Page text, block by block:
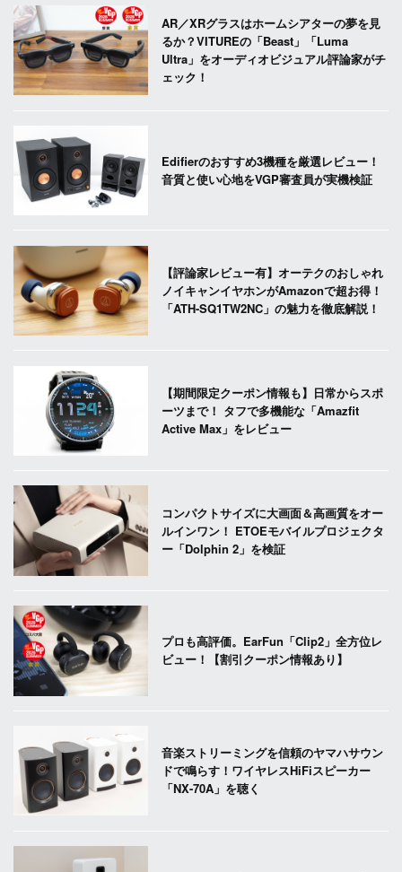
AR／XRグラスはホームシアターの夢を見
るか？VITUREの「Beast」「Luma
Ultra」をオーディオビジュアル評論家がチ
ェック！
Edifierのおすすめ3機種を厳選レビュー！
音質と使い心地をVGP審査員が実機検証
【評論家レビュー有】オーテクのおしゃれ
ノイキャンイヤホンがAmazonで超お得！
「ATH-SQ1TW2NC」の魅力を徹底解説！
【期間限定クーポン情報も】日常からスポ
ーツまで！ タフで多機能な「Amazfit
Active Max」をレビュー
コンパクトサイズに大画面＆高画質をオー
ルインワン！ ETOEモバイルプロジェクタ
ー「Dolphin 2」を検証
プロも高評価。EarFun「Clip2」全方位レ
ビュー！【割引クーポン情報あり】
音楽ストリーミングを信頼のヤマハサウン
ドで鳴らす！ワイヤレスHiFiスピーカー
「NX-70A」を聴く